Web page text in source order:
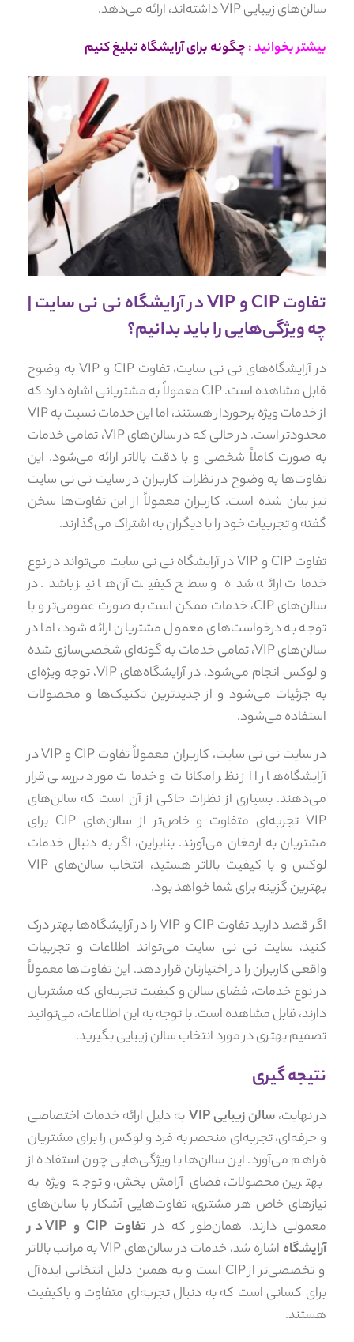
سالن‌های زیبایی VIP داشته‌اند، ارائه می‌دهد.
بیشتر بخوانید :چگونه برای آرایشگاه تبلیغ کنیم
تفاوت CIP و VIP در آرایشگاه نی نی سایت |
چه ویژگی‌هایی را باید بدانیم؟
در آرایشگاه‌های نی نی سایت، تفاوت CIP و VIP به وضوح
قابل مشاهده است. CIP معمولاً به مشتریانی اشاره دارد که
از خدمات ویژه برخوردار هستند، اما این خدمات نسبت به VIP
محدودتر است. در حالی که در سالن‌های VIP، تمامی خدمات
به صورت کاملاً شخصی و با دقت بالاتر ارائه می‌شود. این
تفاوت‌ها به وضوح در نظرات کاربران در سایت نی نی سایت
نیز بیان شده است. کاربران معمولاً از این تفاوت‌ها سخن
گفته و تجربیات خود را با دیگران به اشتراک می‌گذارند.
تفاوت CIP و VIP در آرایشگاه نی نی سایت می‌تواند در نوع
خدمات ارائه شده و سطح کیفیت آن‌ها نیز باشد. در
سالن‌های CIP، خدمات ممکن است به صورت عمومی‌تر و با
توجه به درخواست‌های معمول مشتریان ارائه شود، اما در
سالن‌های VIP، تمامی خدمات به گونه‌ای شخصی‌سازی شده
و لوکس انجام می‌شود. در آرایشگاه‌های VIP، توجه ویژه‌ای
به جزئیات می‌شود و از جدیدترین تکنیک‌ها و محصولات
استفاده می‌شود.
در سایت نی نی سایت، کاربران معمولاً تفاوت CIP و VIP در
آرایشگاه‌ها را از نظر امکانات و خدمات مورد بررسی قرار
می‌دهند. بسیاری از نظرات حاکی از آن است که سالن‌های
VIP تجربه‌ای متفاوت و خاص‌تر از سالن‌های CIP برای
مشتریان به ارمغان می‌آورند. بنابراین، اگر به دنبال خدمات
لوکس و با کیفیت بالاتر هستید، انتخاب سالن‌های VIP
بهترین گزینه برای شما خواهد بود.
اگر قصد دارید تفاوت CIP و VIP را در آرایشگاه‌ها بهتر درک
کنید، سایت نی نی سایت می‌تواند اطلاعات و تجربیات
واقعی کاربران را در اختیارتان قرار دهد. این تفاوت‌ها معمولاً
در نوع خدمات، فضای سالن و کیفیت تجربه‌ای که مشتریان
دارند، قابل مشاهده است. با توجه به این اطلاعات، می‌توانید
تصمیم بهتری در مورد انتخاب سالن زیبایی بگیرید.
نتیجه گیری
در نهایت،سالن زیبایی VIP
به دلیل ارائه خدمات اختصاصی
و حرفه‌ای، تجربه‌ای منحصر به فرد و لوکس را برای مشتریان
فراهم می‌آورد. این سالن‌ها با ویژگی‌هایی چون استفاده از
بهترین محصولات، فضای آرامش‌بخش، و توجه ویژه به
نیازهای خاص هر مشتری، تفاوت‌هایی آشکار با سالن‌های
معمولی دارند. همان‌طور که در
تفاوت CIP و VIP در
آرایشگاه
اشاره شد، خدمات در سالن‌های VIP به مراتب بالاتر
و تخصصی‌تر از CIP است و به همین دلیل انتخابی ایده‌آل
برای کسانی است که به دنبال تجربه‌ای متفاوت و باکیفیت
هستند.